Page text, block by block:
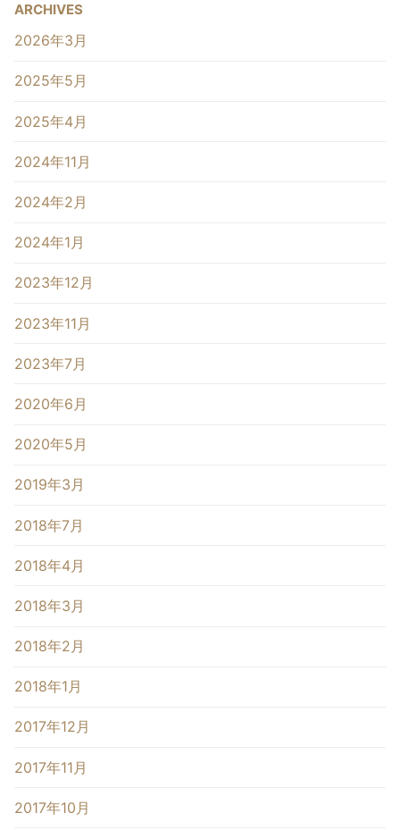
ARCHIVES
2026年3月
2025年5月
2025年4月
2024年11月
2024年2月
2024年1月
2023年12月
2023年11月
2023年7月
2020年6月
2020年5月
2019年3月
2018年7月
2018年4月
2018年3月
2018年2月
2018年1月
2017年12月
2017年11月
2017年10月